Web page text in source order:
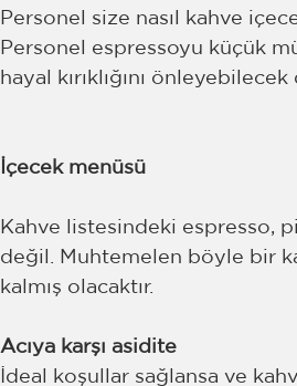
Personel size nasıl kahve
Personel espressoyu küçük
hayal kırıklığını
İçecek menüsü
Kahve listesindeki espresso,
değil. Muhtemelen böyle bir
kalmış olacaktır.
Acıya karşı asidite
İdeal koşullar sağlansa ve